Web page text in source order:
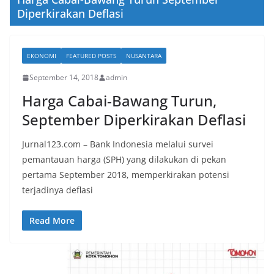
Diperkirakan Deflasi
EKONOMI FEATURED POSTS NUSANTARA
September 14, 2018 admin
Harga Cabai-Bawang Turun,
September Diperkirakan Deflasi
Jurnal123.com – Bank Indonesia melalui survei
pemantauan harga (SPH) yang dilakukan di pekan
pertama September 2018, memperkirakan potensi
terjadinya deflasi
Read More